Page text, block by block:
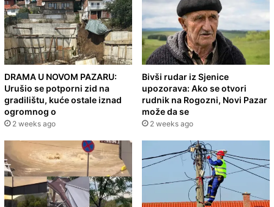
DRAMA U NOVOM PAZARU:
Urušio se potporni zid na
gradilištu, kuće ostale iznad
ogromnog o
2 weeks ago
Bivši rudar iz Sjenice
upozorava: Ako se otvori
rudnik na Rogozni, Novi Pazar
može da se
2 weeks ago